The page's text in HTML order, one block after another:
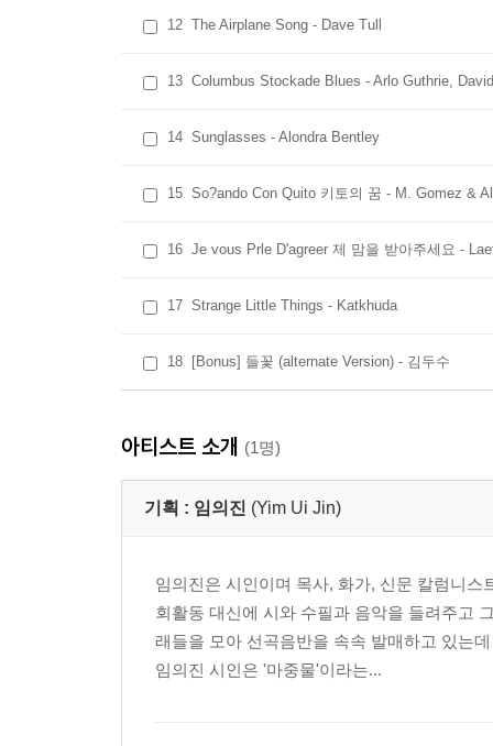
누군가를 애타게 찾는 듯 토해내는 절규는 누가
08. Sorry Seems to Be the Hardest Word/ T?ez
뼛속까지 청자들을 매료시키는 마법을 지녔다.
그리움에 목이 메이는 이 노래는 진한 블루스 창
09. Thunder Bay, Ontario/ Nathan phillips
가내수공업 같은 홈레코딩 방식을 고수하여
주까지 자전거를 타고 쏘다니며 여행을 즐기는
10. Dwynwen 뒤넨(사랑의 수호신)/ Endaf Emlyn
켈트어의 갈래인 웨일스어는 지금도 결결이
귀네드지방에 있는 국교회 대성당의 도시 뱅거
물론 고대성가를 듣는 듯 호흡과 숨결들이 지극하
11. Isabelle 이사벨 / La?
3명의 여인으로 구성된 북유럽 벨기에의 포크
12 The Airplane Song - Dave Tull
13 Columbus Stockade Blues - Arlo Guthrie,
14 Sunglasses - Alondra Bentley
15 So?ando Con Quito 키토의 꿈 - M. Gomez &
16 Je vous Prle D'agreer 제 맘을 받아주세요 -
17 Strange Little Things - Katkhuda
18 [Bonus] 들꽃 (alternate Version) - 김두수
아티스트 소개 (1명)
기획 : 임의진 (Yim Ui Jin)
임의진은 시인이며 목사, 화가, 신문 칼럼니
회활동 대신에 시와 수필과 음악을 들려주고
래들을 모아 선곡음반을 속속 발매하고 있는
임의진 시인은 '마중물'이라는...